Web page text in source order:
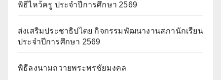
พิธีไหว้ครู ประจำปีการศึกษา 2569
ส่งเสริมประชาธิปไตย กิจกรรมพัฒนางานสภานักเรียน
ประจำปีการศึกษา 2569
พิธีลงนามถวายพระพรชัยมงคล